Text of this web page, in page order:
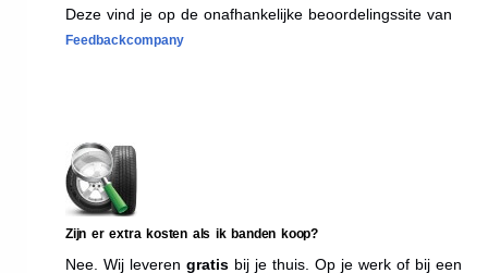
Deze vind je op de onafhankelijke beoordelingssite van
Feedbackcompany
Zijn er extra kosten als ik banden koop?
Nee. Wij leveren gratis bij je thuis. Op je werk of bij een